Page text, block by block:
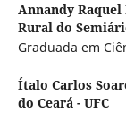
Annandy Raquel
Rural do
Graduada em
Ítalo Carlos
do Ceará - UFC